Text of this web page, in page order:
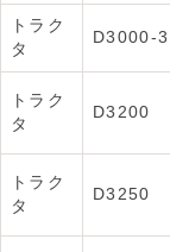
トラク
タ
D3000-3
トラク
タ
D3200
トラク
タ
D3250